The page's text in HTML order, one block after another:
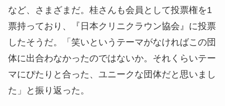
など、さまざまだ。桂さんも会員として投票権を1
票持っており、『日本クリニクラウン協会』に投票
したそうだ。「笑いというテーマがなければこの団
体に出合わなかったのではないか。それくらいテー
マにぴたりと合った、ユニークな団体だと思いまし
た」と振り返った。